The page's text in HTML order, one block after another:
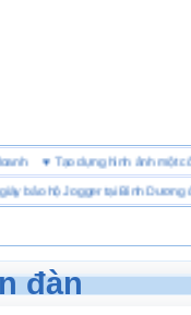
doanh ♥Tạo dựng hình ảnh
bảo hộ Jogger tại Bình Dương ở
đàn